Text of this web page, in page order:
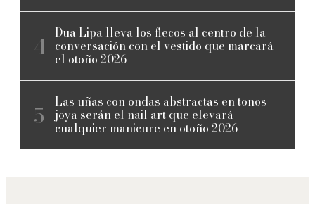
Dua Lipa lleva los flecos al centro de la
conversación con el vestido que marcará
el otoño 2026
Las uñas con ondas abstractas en tonos
joya serán el nail art que elevará
cualquier manicure en otoño 2026